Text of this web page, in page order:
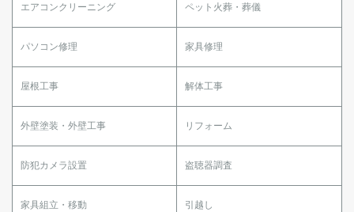
エアコンクリーニング ペット火葬・葬儀
パソコン修理 家具修理
屋根工事 解体工事
外壁塗装・外壁工事 リフォーム
防犯カメラ設置 盗聴器調査
家具組立・移動 引越し